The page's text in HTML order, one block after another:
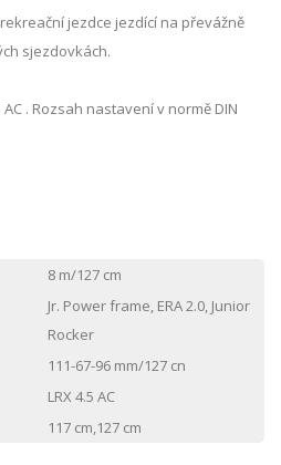
jezdce jezdící na převážně
sjezdovkách.
AC . Rozsah nastavení v normě DIN
8 m/127 cm
Jr. Power frame, ERA 2.0, Junior
Rocker
111-67-96 mm/127 cn
LRX 4.5 AC
117 cm,127 cm